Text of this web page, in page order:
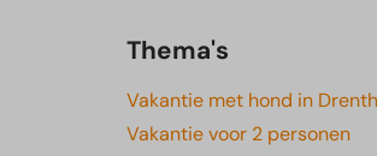
Thema's
Vakantie met hond in
Vakantie voor 2 personen